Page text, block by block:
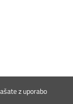
z uporabo